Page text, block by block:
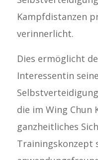
Kampfdistanzen
verinnerlicht.
Dies ermöglicht
Interessentin
die im Wing Chun
ganzheitliches
Trainingskonzept